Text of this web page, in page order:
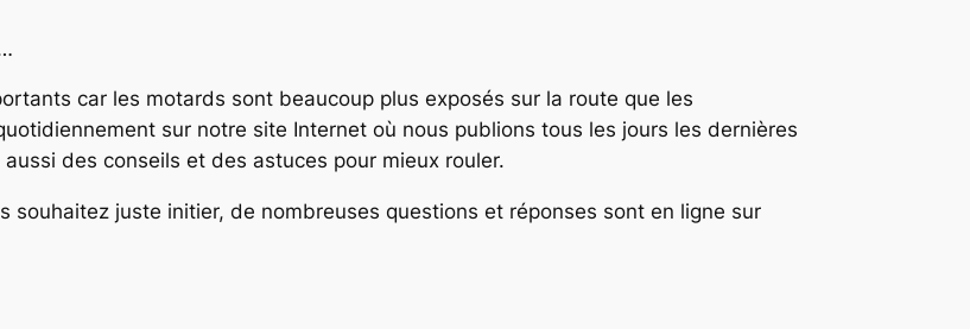
car les motards sont beaucoup plus exposés sur la route que les
sur notre site Internet où nous publions tous les jours les dernières
des conseils et des astuces pour mieux rouler.
souhaitez juste initier, de nombreuses questions et réponses sont en ligne sur